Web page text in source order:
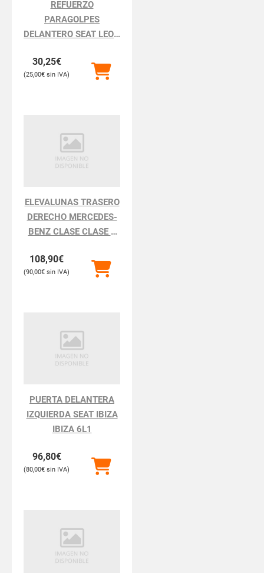
REFUERZO
PARAGOLPES
DELANTERO SEAT LEON
30,25€
25,00€
ELEVALUNAS TRASERO
DERECHO MERCEDES-
BENZ CLASE CLASE S
108,90€
90,00€
PUERTA DELANTERA
IZQUIERDA SEAT IBIZA
IBIZA 6L1
96,80€
80,00€